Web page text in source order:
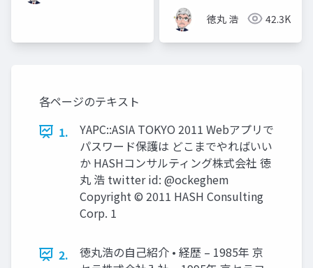
徳丸 浩 42.3K
各ページのテキスト
1.
YAPC::ASIA TOKYO 2011 Webアプリで
パスワード保護は どこまでやればいい
か HASHコンサルティング株式会社 徳
丸 浩 twitter id: @ockeghem
Copyright © 2011 HASH Consulting
Corp. 1
2.
徳丸浩の自己紹介 • 経歴 – 1985年 京